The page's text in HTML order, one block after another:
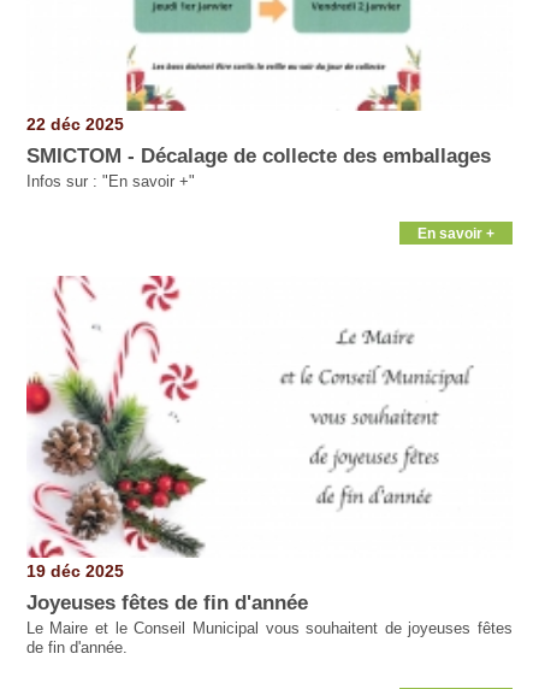
22 déc 2025
SMICTOM - Décalage de collecte des emballages
Infos sur : "En savoir +"
En savoir +
19 déc 2025
Joyeuses fêtes de fin d'année
Le Maire et le Conseil Municipal vous souhaitent de joyeuses fêtes
de fin d'année.